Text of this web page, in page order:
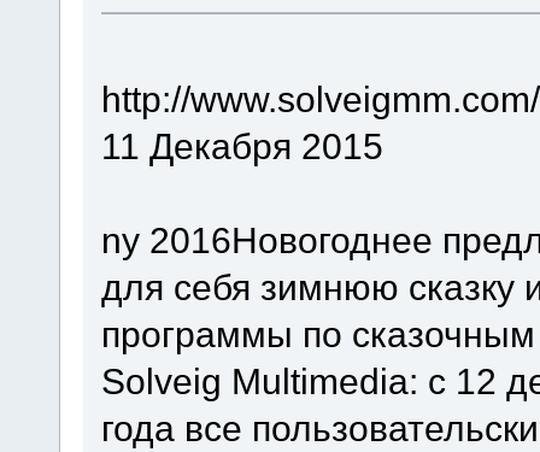
http://
11 Декабря 2015
ny 2016Новогоднее
для себя зимнюю
программы по
Solveig Multimedia: с 12
года все